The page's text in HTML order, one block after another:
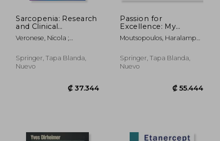
Sarcopenia: Research
and Clinical
Implications (en
Inglés)
Veronese, Nicola ;
Sabico, Shaun
Springer, Tapa Blanda,
Nuevo
Passion for
Excellence: My
Lifelong Journey Into
Medicine and Public
Moutsopoulos, Haralampos
Springer, Tapa Blanda,
Nuevo